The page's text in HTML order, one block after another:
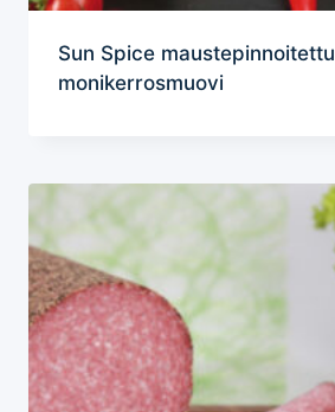
Sun Spice maustepinnoitettu
monikerrosmuovi